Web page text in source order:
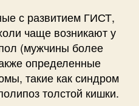
с развитием ГИСТ,
чаще возникают у
(мужчины более
определенные
такие как синдром
толстой кишки.